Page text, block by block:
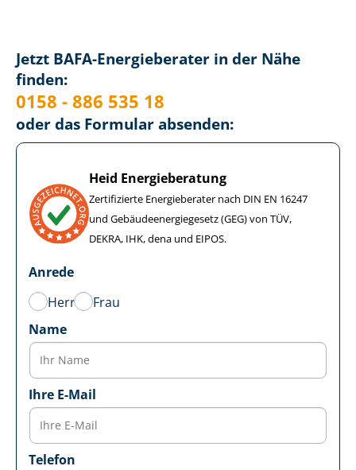
Jetzt BAFA-Energieberater in der Nähe
finden:
0158 - 886 535 18
oder das Formular absenden:
Heid Energieberatung
Zertifizierte Energieberater nach DIN EN 16247
und Ge­bäu­de­en­er­gie­ge­setz (GEG) von TÜV,
DEKRA, IHK, dena und EIPOS.
Anrede
Herr
Frau
Name
Ihre E-Mail
Telefon